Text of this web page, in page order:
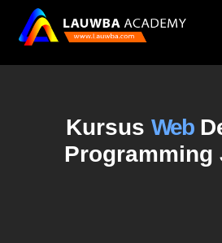
Kursus Web
Programming